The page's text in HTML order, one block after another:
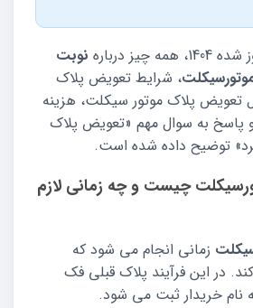
درباره
نوبت
، شرایط تعویض پلاک
تعویض پلاک موتور سیکلت، هزینه
پاسخ به سوال مهم «تعویض پلاک
توضیح داده شده است.
چیست و چه زمانی لازم
زمانی انجام می شود که
در این فرآیند پلاک قبلی فک
نام خریدار ثبت می شود.